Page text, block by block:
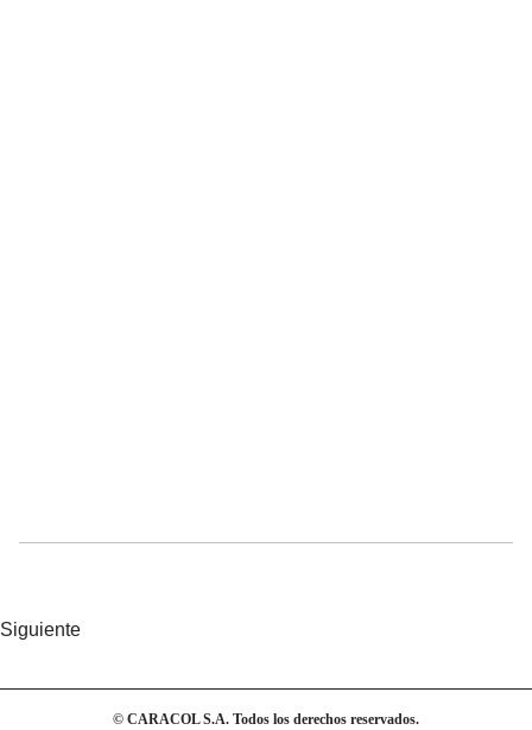
Siguiente
© CARACOL S.A. Todos los derechos reservados.